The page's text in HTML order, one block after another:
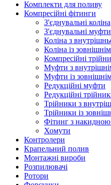
Комплекти для поливу
Компресійні фітинги
З'єднувальні коліна
З'єднувальні муфти
Коліна з
Коліна із
Компресійні
Муфти з
Муфти із
Редукційні муфти
Редукційні
Трійники з
Трійники із
Фітинг з
Хомути
Контролери
Крапельний полив
Монтажні вироби
Розпилювачі
Ротори